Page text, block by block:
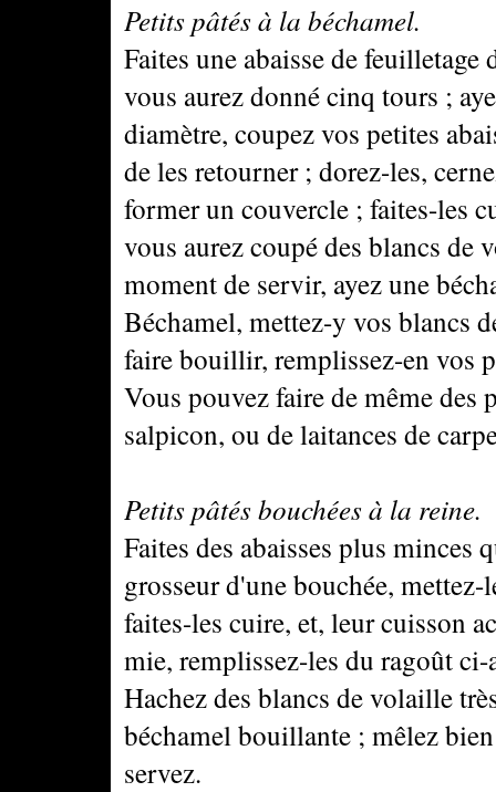
Petits pâtés à la béchamel.
Faites une abaisse de
vous aurez donné cinq tours ;
diamètre, coupez vos petites
de les retourner ; dorez-les,
former un couvercle ; faites-les
vous aurez coupé des blancs de
moment de servir, ayez une
Béchamel, mettez-y vos blancs
faire bouillir, remplissez-en vos
Vous pouvez faire de même des
salpicon, ou de laitances de
Petits pâtés bouchées à la reine.
Faites des abaisses plus minces
grosseur d'une bouchée,
faites-les cuire, et, leur cuisson
mie, remplissez-les du ragoût
Hachez des blancs de volaille
béchamel bouillante ; mêlez
servez.